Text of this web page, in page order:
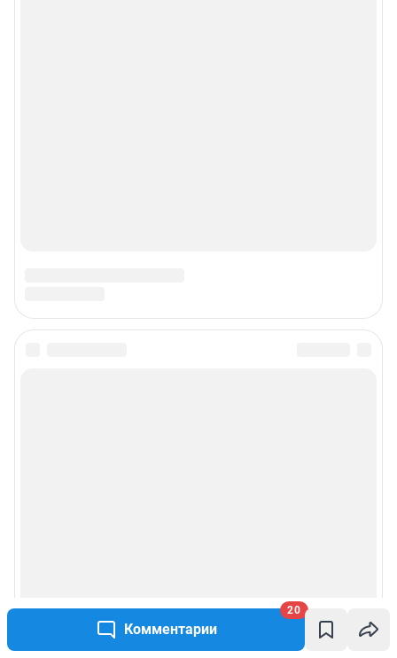
Комментарии
20